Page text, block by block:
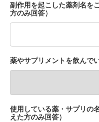
副作用を起こした薬剤名を
方のみ回答）
薬やサプリメントを飲んで
使用している薬・サプリの
えた方のみ回答）